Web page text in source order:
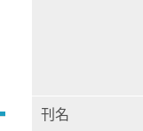
刊名